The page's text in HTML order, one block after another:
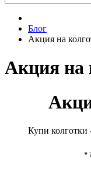
Блог
Акция на
Акция на
Купи колготки
*